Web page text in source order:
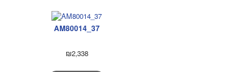
AM80014_37
₪2,338